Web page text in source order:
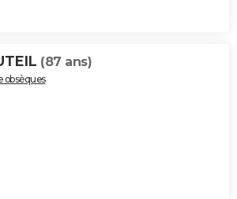
(87 ans)
obsèques